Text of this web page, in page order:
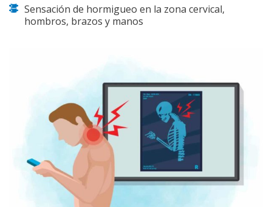
Sensación de hormigueo en la zona cervical,
hombros, brazos y manos